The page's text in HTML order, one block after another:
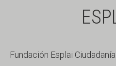
Fundación Esplai